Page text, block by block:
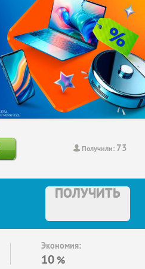
Получили: 73
ПОЛУЧИТЬ
Экономия:
10 %